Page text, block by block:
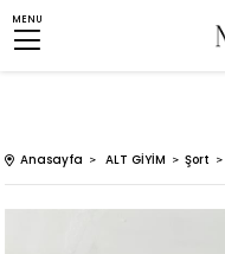
MENU
Anasayfa ALT GİYİM Şort